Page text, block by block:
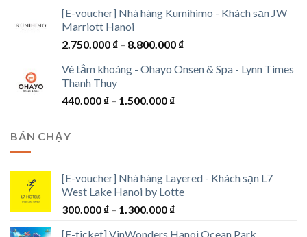
từ
đến
[E-voucher] Nhà hàng Kumihimo - Khách sạn JW
Marriott Hanoi
2.750.000 ₫ – 8.800.000 ₫Khoảng
từ
Vé tắm khoáng - Ohayo Onsen & Spa - Lynn Times
Thanh Thuy
440.000 ₫ – 1.500.000 ₫Khoảng
BÁN CHẠY
[E-voucher] Nhà hàng Layered - Khách sạn L7
West Lake Hanoi by Lotte
300.000 ₫ – 1.300.000 ₫Khoảng
[E-ticket] VinWonders Hanoi Ocean Park